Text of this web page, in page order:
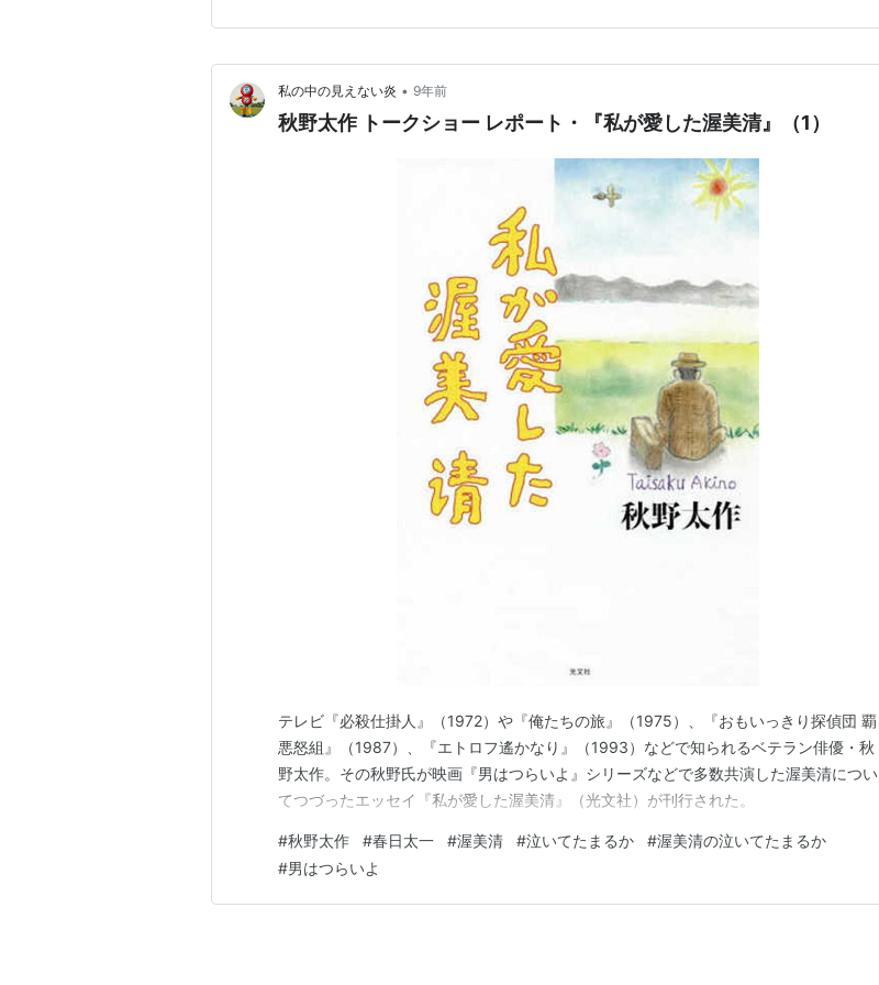
私の中の見えない炎 • 9年前
秋野太作 トークショー レポート・『私が愛した渥美清』（1）
テレビ『必殺仕掛人』（1972）や『俺たちの旅』（1975）、『おもいっきり探偵団 覇
悪怒組』（1987）、『エトロフ遙かなり』（1993）などで知られるベテラン俳優・秋
野太作。その秋野氏が映画『男はつらいよ』シリーズなどで多数共演した渥美清につい
てつづったエッセイ『私が愛した渥美清』（光文社）が刊行された。
#秋野太作 #春日太一 #渥美清 #泣いてたまるか #渥美清の泣いてたまるか
#男はつらいよ